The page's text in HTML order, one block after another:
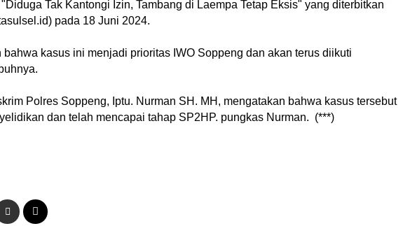
Tak Kantongi Izin, Tambang di Laempa Tetap Eksis" yang diterbitkan
pada 18 Juni 2024.
kasus ini menjadi prioritas IWO Soppeng dan akan terus diikuti
Polres Soppeng, Iptu. Nurman SH. MH, mengatakan bahwa kasus tersebut
dan telah mencapai tahap SP2HP. pungkas Nurman. (***)